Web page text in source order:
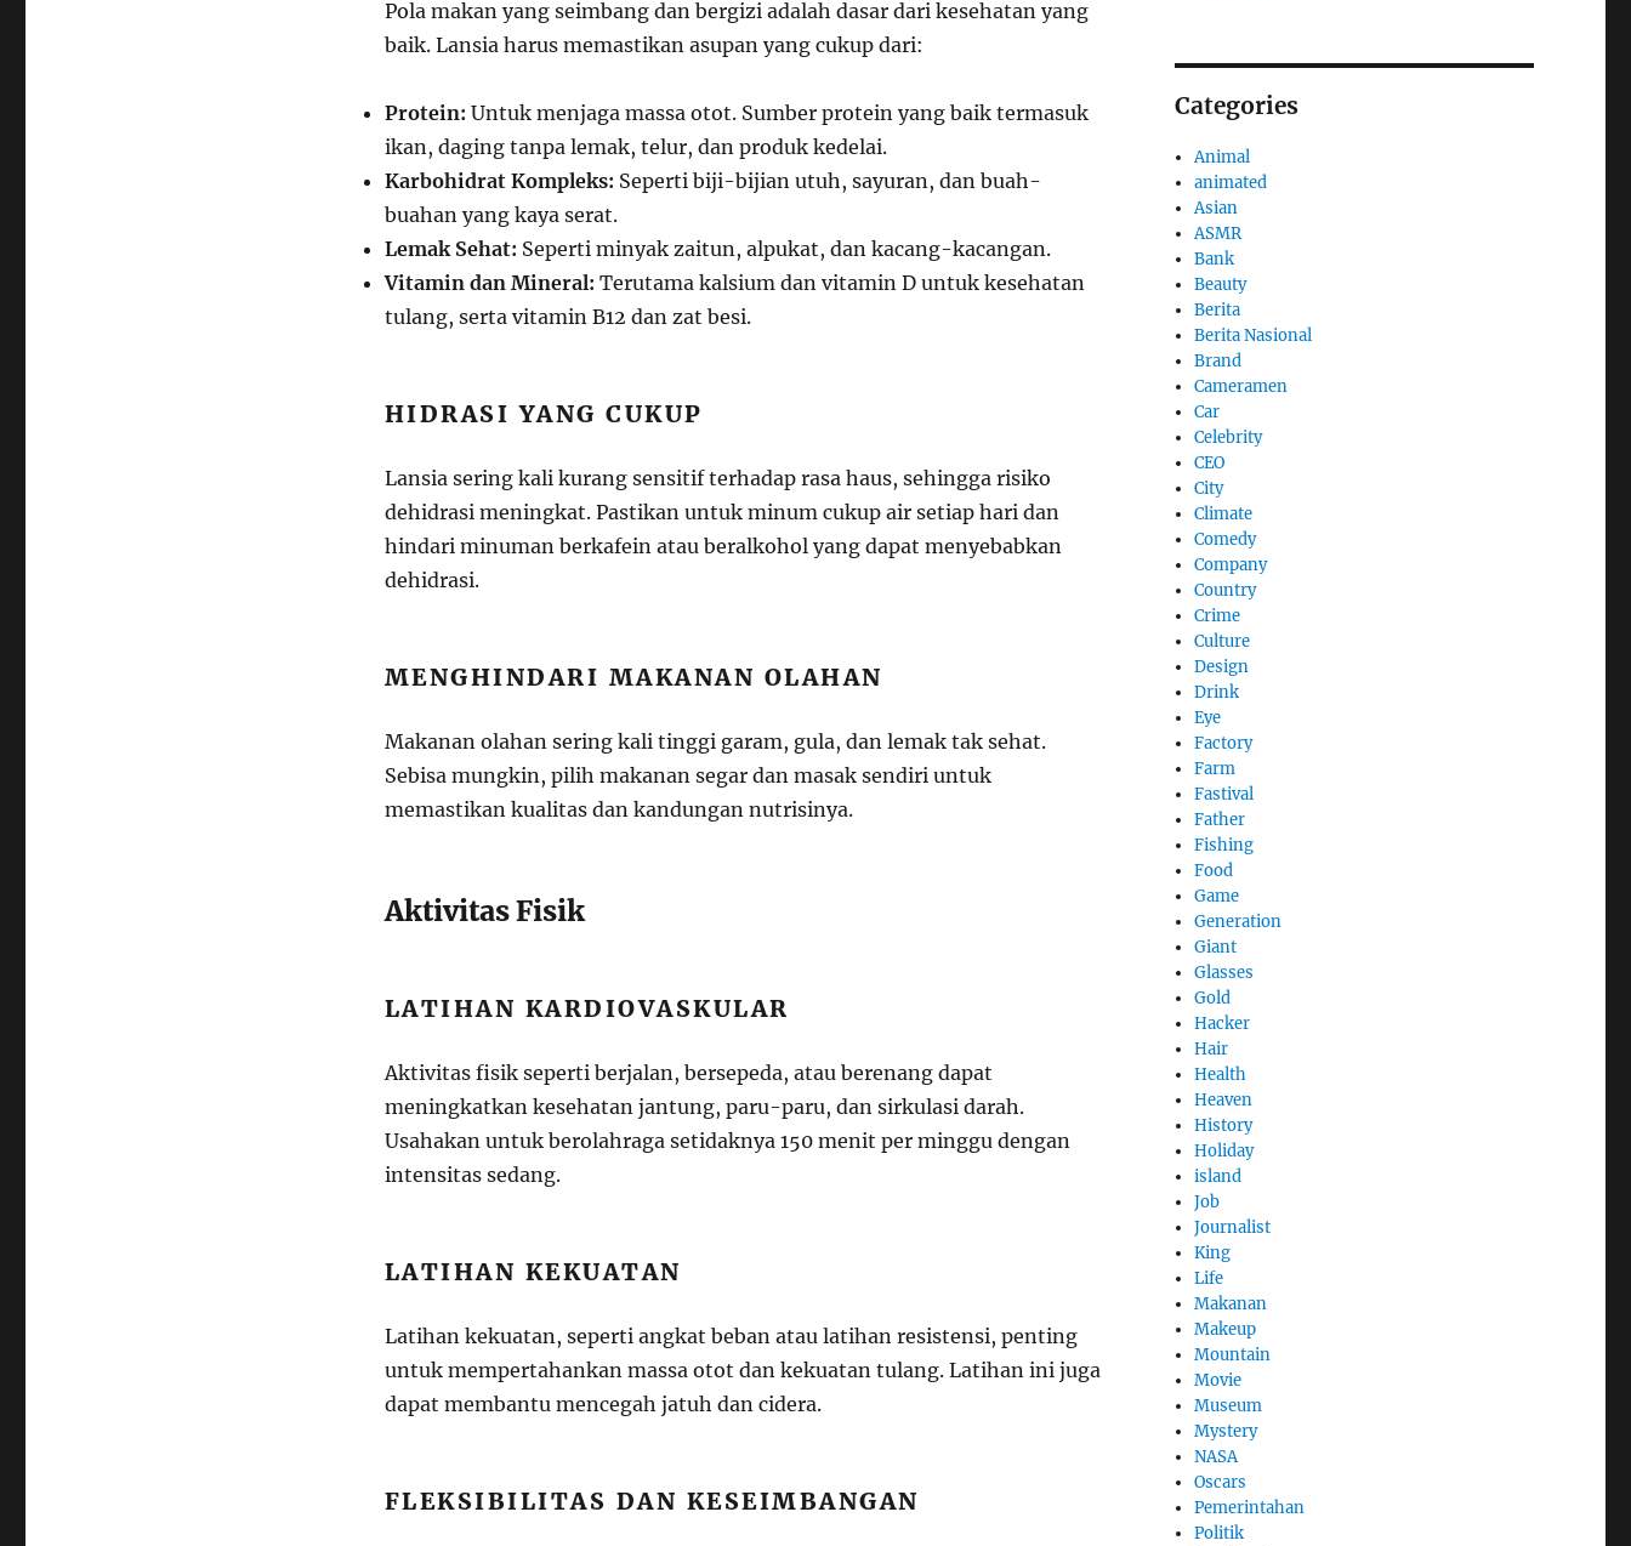
Pola makan yang seimbang dan bergizi adalah dasar dari kesehatan yang
baik. Lansia harus memastikan asupan yang cukup dari:
Protein: Untuk menjaga massa otot. Sumber protein yang baik termasuk
ikan, daging tanpa lemak, telur, dan produk kedelai.
Karbohidrat Kompleks: Seperti biji-bijian utuh, sayuran, dan buah-
buahan yang kaya serat.
Lemak Sehat: Seperti minyak zaitun, alpukat, dan kacang-kacangan.
Vitamin dan Mineral: Terutama kalsium dan vitamin D untuk kesehatan
tulang, serta vitamin B12 dan zat besi.
HIDRASI YANG CUKUP
Lansia sering kali kurang sensitif terhadap rasa haus, sehingga risiko
dehidrasi meningkat. Pastikan untuk minum cukup air setiap hari dan
hindari minuman berkafein atau beralkohol yang dapat menyebabkan
dehidrasi.
MENGHINDARI MAKANAN OLAHAN
Makanan olahan sering kali tinggi garam, gula, dan lemak tak sehat.
Sebisa mungkin, pilih makanan segar dan masak sendiri untuk
memastikan kualitas dan kandungan nutrisinya.
Aktivitas Fisik
LATIHAN KARDIOVASKULAR
Aktivitas fisik seperti berjalan, bersepeda, atau berenang dapat
meningkatkan kesehatan jantung, paru-paru, dan sirkulasi darah.
Usahakan untuk berolahraga setidaknya 150 menit per minggu dengan
intensitas sedang.
LATIHAN KEKUATAN
Latihan kekuatan, seperti angkat beban atau latihan resistensi, penting
untuk mempertahankan massa otot dan kekuatan tulang. Latihan ini juga
dapat membantu mencegah jatuh dan cidera.
FLEKSIBILITAS DAN KESEIMBANGAN
Categories
Animal
animated
Asian
ASMR
Bank
Beauty
Berita
Berita Nasional
Brand
Cameramen
Car
Celebrity
CEO
City
Climate
Comedy
Company
Country
Crime
Culture
Design
Drink
Eye
Factory
Farm
Fastival
Father
Fishing
Food
Game
Generation
Giant
Glasses
Gold
Hacker
Hair
Health
Heaven
History
Holiday
island
Job
Journalist
King
Life
Makanan
Makeup
Mountain
Movie
Museum
Mystery
NASA
Oscars
Pemerintahan
Politik